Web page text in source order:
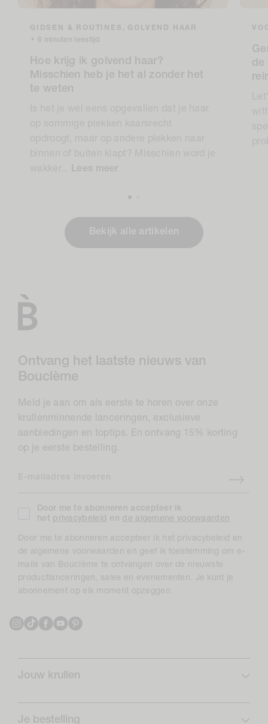
GIDSEN & ROUTINES, GOLVEND HAAR
• 6 minuten leestijd
Hoe krijg ik golvend haar?
Misschien heb je het al zonder het
te weten
Lees meer
de
Bekijk alle artikelen
Ontvang het laatste nieuws van
Bouclème
Meld je aan om als eerste te horen over onze
krullenminnende lanceringen, exclusieve
aanbiedingen en toptips. En ontvang 15% korting
op je eerste bestelling.
Door me te abonneren accepteer ik
het privacybeleid en de algemene voorwaarden
Door me te abonneren accepteer ik het privacybeleid en
de algemene voorwaarden en geef ik toestemming om e-
mails van Bouclème te ontvangen over de nieuwste
productlanceringen, sales en evenementen. Je kunt je
abonnement op elk moment opzeggen.
Instagram
TikTokFacebook
YouTube
Jouw krullen
Krulprofiel
Curlcare
Je bestelling